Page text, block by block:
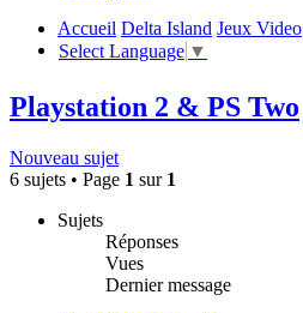
Accueil Delta Island Jeux Video
Select Language ▼
Playstation 2 & PS Two
Nouveau sujet
6 sujets • Page 1 sur 1
Sujets
Réponses
Vues
Dernier message